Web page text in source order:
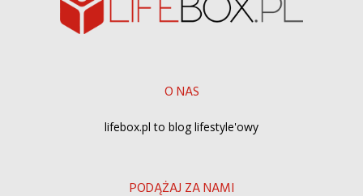
O NAS
lifebox.pl to blog lifestyle'owy
PODĄŻAJ ZA NAMI